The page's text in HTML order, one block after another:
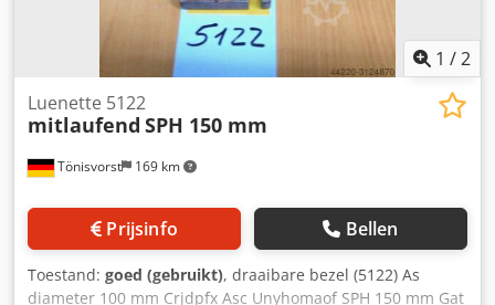
1 /2
Tönisvorst 169 km
Luenette 5122
mitlaufend SPH 150 mm
Prijsinfo Bellen
Toestand: goed (gebruikt), draaibare bezel (5122) As
diameter 100 mm Crjdpfx Asc Unyhomaof SPH 150 mm Gat